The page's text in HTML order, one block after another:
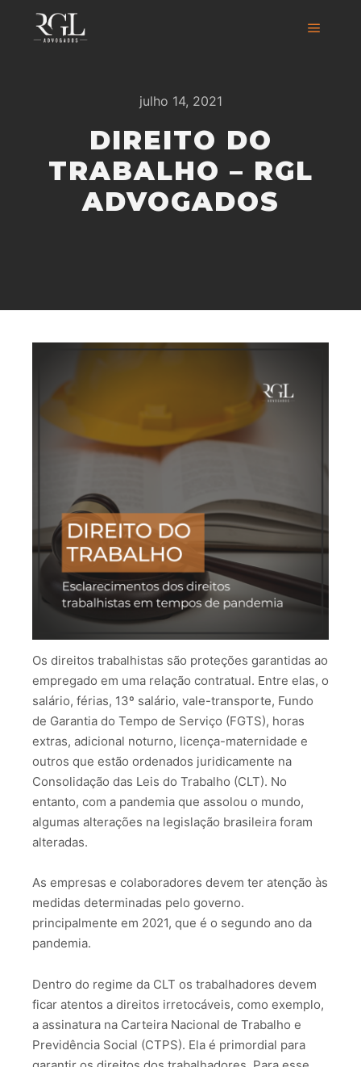
julho 14, 2021
DIREITO DO
TRABALHO – RGL
ADVOGADOS
Os direitos trabalhistas são proteções garantidas ao
empregado em uma relação contratual. Entre elas, o
salário, férias, 13º salário, vale-transporte, Fundo
de Garantia do Tempo de Serviço (FGTS), horas
extras, adicional noturno, licença-maternidade e
outros que estão ordenados juridicamente na
Consolidação das Leis do Trabalho (CLT). No
entanto, com a pandemia que assolou o mundo,
algumas alterações na legislação brasileira foram
alteradas.
As empresas e colaboradores devem ter atenção às
medidas determinadas pelo governo.
principalmente em 2021, que é o segundo ano da
pandemia.
Dentro do regime da CLT os trabalhadores devem
ficar atentos a direitos irretocáveis, como exemplo,
a assinatura na Carteira Nacional de Trabalho e
Previdência Social (CTPS). Ela é primordial para